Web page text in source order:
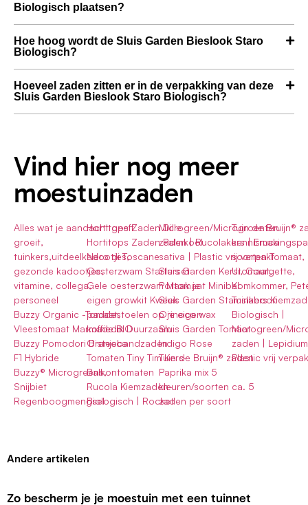
Biologisch plaatsen?
Hoe hoog wordt de Sluis Garden Bieslook Staro
Biologisch?
Hoeveel zaden zitten er in de verpakking van deze
Sluis Garden Bieslook Staro Biologisch?
Vind hier nog meer
moestuinzaden
Alles wat je aandacht geeft
groeit,
tuinkers,uitdeelkadootjes,
gezonde kadootjes,
vitamine, collega,
personeel
Buzzy Organic -Tomaat,
Vleestomaat Marmade BIO
Buzzy Pomodori Bistecca
F1 Hybride
Buzzy® Microgreens,
Snijbiet
Regenboogmengsel
Hortitops Zaden Dille
Hortitops Zaden Palmkool
Nero di Toscane
Oesterzwam Starterset
Gele oesterzwam Maak je
eigen growkit Kweek
paddestoelen op je eigen
koffiedik Duurzaam
Oranjebandzaden
Tomaten Tiny Tim Kers-
Balkontomaten
Rucola Kiemzaden-
Biologisch | Rocket
Microgreen/Microgroenten
zaden | Rucolakers | Eruca
sativa | Plastic vrij verpakt
Sluis Garden Kerstomaat,
Pottomaat Minibel
Sluis Garden Stamslaboon
Orinoco wax
Sluis Garden Tomaat
Indigo Rose
Tuin de Bruijn® zaden
Paprika mix 5
kleuren/soorten ca. 5
zaden per soort
Tuin de Bruijn®
soorten Tomaat,
Ui, Courgette,
Komkommer,
Tuinkers
Biologisch |
Microgreen/
zaden |
Plastic vrij
Andere artikelen
Zo bescherm je je moestuin met een tuinnet